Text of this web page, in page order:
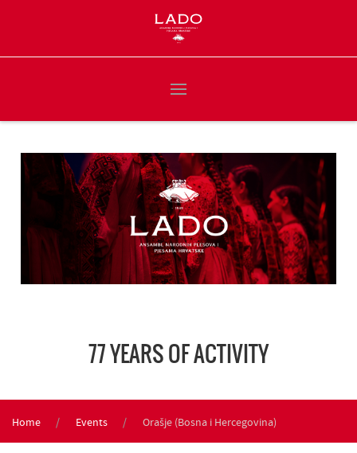
77 YEARS OF ACTIVITY
Home Events Orašje (Bosna i Hercegovina)